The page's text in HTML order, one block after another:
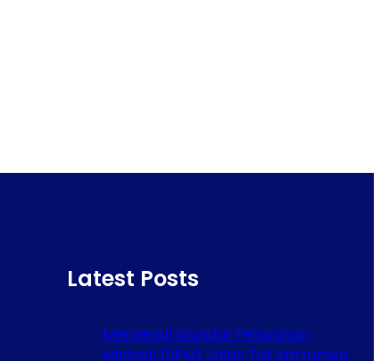
Latest Posts
Mengenal Standar Pelayanan
Minimal (SPM) Jalan Tol: Instrumen